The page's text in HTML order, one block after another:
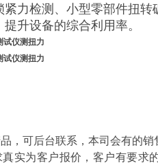
紧力检测、小型零部件扭
升设备的综合利用率。
，可后台联系，本司会有的
实为客户报价，客户有要求